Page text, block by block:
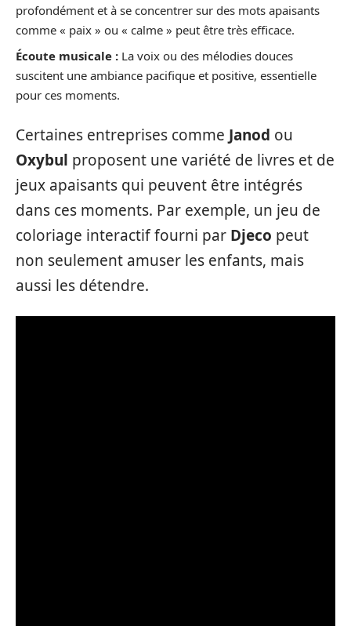
profondément et à se concentrer sur des mots apaisants
comme « paix » ou « calme » peut être très efficace.
Écoute musicale : La voix ou des mélodies douces
suscitent une ambiance pacifique et positive, essentielle
pour ces moments.
Certaines entreprises comme Janod ou
Oxybul proposent une variété de livres et de
jeux apaisants qui peuvent être intégrés
dans ces moments. Par exemple, un jeu de
coloriage interactif fourni par Djeco peut
non seulement amuser les enfants, mais
aussi les détendre.